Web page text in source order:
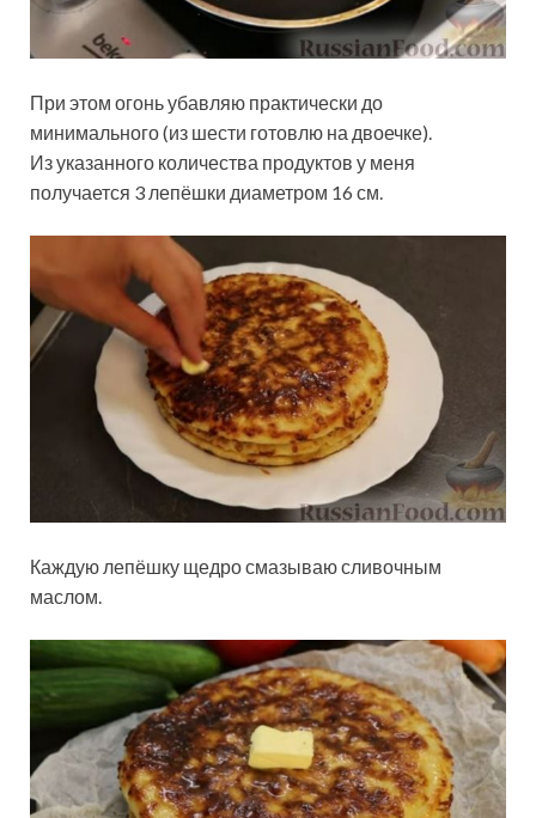
При этом огонь убавляю практически до
минимального (из шести готовлю на двоечке).
Из указанного количества продуктов у меня
получается 3 лепёшки диаметром 16 см.
Каждую лепёшку щедро смазываю сливочным
маслом.